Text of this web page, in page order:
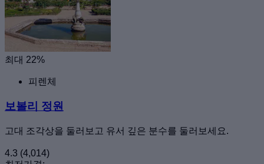
최대 22%
피렌체
보볼리 정원
고대 조각상을 둘러보고 유서 깊은 분수를 둘러보세요.
4.3 (4,014)